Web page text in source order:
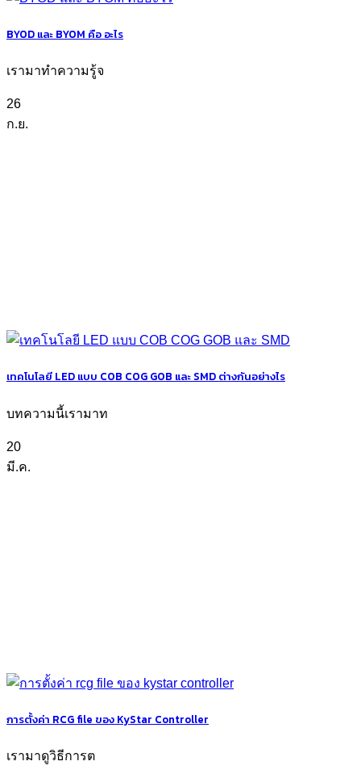
BYOD และ BYOM คือ อะไร
เรามาทำความรู้จ
26
ก.ย.
เทคโนโลยี LED แบบ COB COG GOB และ SMD ต่างกันอย่างไร
บทความนี้เรามาท
20
มี.ค.
การตั้งค่า RCG file ของ KyStar Controller
เรามาดูวิธีการต